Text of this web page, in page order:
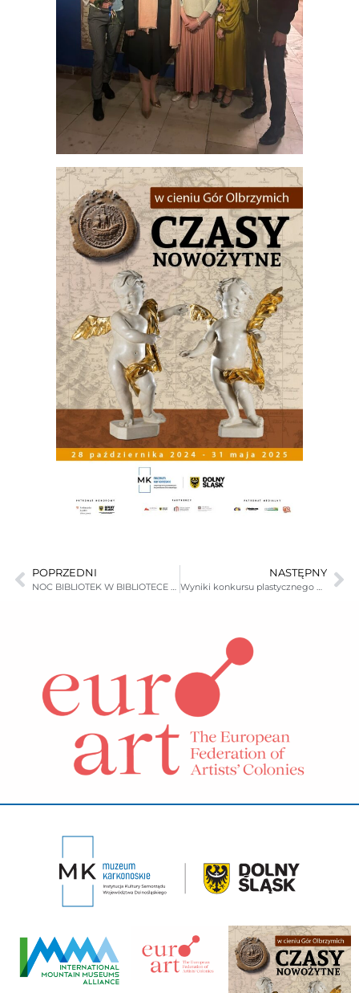
POPRZEDNI
NOC BIBLIOTEK W BIBLIOTECE MUZEUM KARKONOSKIEGO W JELENIEJ GÓRZE
NASTĘPNY
Wyniki konkursu plastycznego pt. „NA SZLAKU DO STOLICY DOLNEGO ŚLĄSKA”